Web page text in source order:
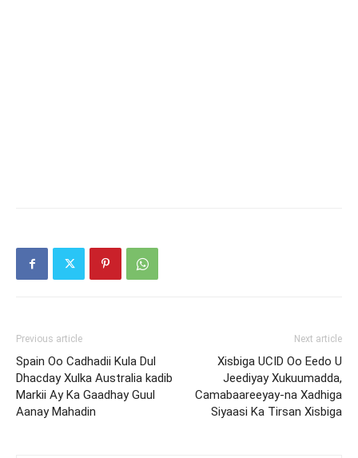
Previous article
Spain Oo Cadhadii Kula Dul
Dhacday Xulka Australia kadib
Markii Ay Ka Gaadhay Guul
Aanay Mahadin
Next article
Xisbiga UCID Oo Eedo U
Jeediyay Xukuumadda,
Camabaareeyay-na Xadhiga
Siyaasi Ka Tirsan Xisbiga